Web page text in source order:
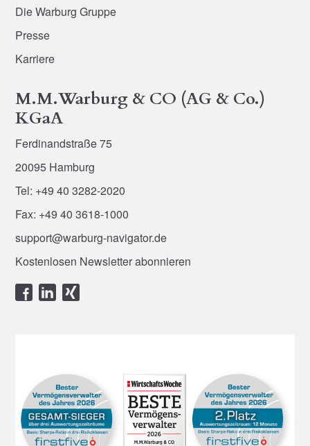
Die Warburg Gruppe
Presse
Karriere
M.M.Warburg & CO (AG & Co.)
KGaA
Ferdinandstraße 75
20095 Hamburg
Tel: +49 40 3282-2020
Fax: +49 40 3618-1000
support@warburg-navigator.de
Kostenlosen Newsletter abonnieren